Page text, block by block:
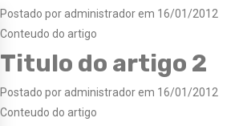
Postado por administrador em 16/01/2012
Conteudo do artigo
Titulo do artigo 2
Postado por administrador em 16/01/2012
Conteudo do artigo